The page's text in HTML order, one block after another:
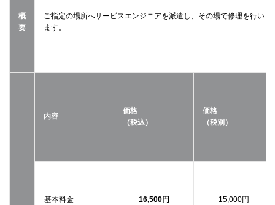
概
要
ご指定の場所へサービスエンジニアを派遣し、その場で修理を行い
ます。
内容
価格
（税込）
価格
（税別）
基本料金 16,500円 15,000円